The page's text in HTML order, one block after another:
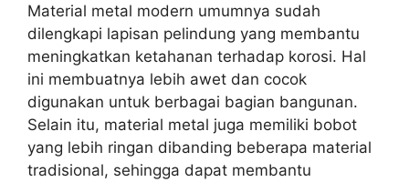
Material metal modern umumnya sudah
dilengkapi lapisan pelindung yang membantu
meningkatkan ketahanan terhadap korosi. Hal
ini membuatnya lebih awet dan cocok
digunakan untuk berbagai bagian bangunan.
Selain itu, material metal juga memiliki bobot
yang lebih ringan dibanding beberapa material
tradisional, sehingga dapat membantu